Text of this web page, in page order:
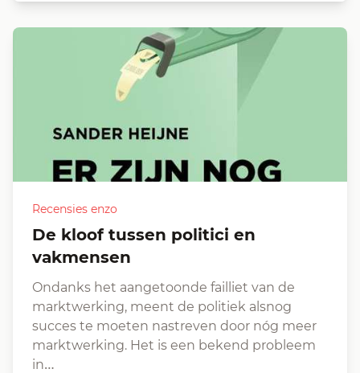
Recensies enzo
De kloof tussen politici en
vakmensen
Ondanks het aangetoonde failliet van de
marktwerking, meent de politiek alsnog
succes te moeten nastreven door nóg meer
marktwerking. Het is een bekend probleem
in…